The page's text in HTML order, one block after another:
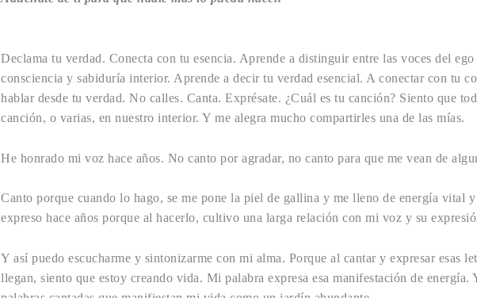
Declama tu verdad. Conecta con tu esencia. Aprende a distinguir entre las voces del
consciencia y sabiduría interior. Aprende a decir tu verdad esencial. A conectar con tu
hablar desde tu verdad. No calles. Canta. Exprésate. ¿Cuál es tu canción? Siento que
canción, o varias, en nuestro interior. Y me alegra mucho compartirles una de las mías.
He honrado mi voz hace años. No canto por agradar, no canto para que me vean de
Canto porque cuando lo hago, se me pone la piel de gallina y me lleno de energía vital
expreso hace años porque al hacerlo, cultivo una larga relación con mi voz y su
Y así puedo escucharme y sintonizarme con mi alma. Porque al cantar y expresar esas
llegan, siento que estoy creando vida. Mi palabra expresa esa manifestación de energía.